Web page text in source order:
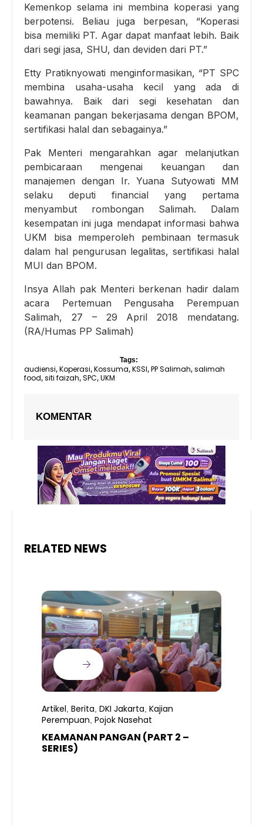
Kemenkop selama ini membina koperasi yang
berpotensi. Beliau juga berpesan, “Koperasi
bisa memiliki PT. Agar dapat manfaat lebih. Baik
dari segi jasa, SHU, dan deviden dari PT.”
Etty Pratiknyowati menginformasikan, “PT SPC
membina usaha-usaha kecil yang ada di
bawahnya. Baik dari segi kesehatan dan
keamanan pangan bekerjasama dengan BPOM,
sertifikasi halal dan sebagainya.”
Pak Menteri mengarahkan agar melanjutkan
pembicaraan mengenai keuangan dan
manajemen dengan Ir. Yuana Sutyowati MM
selaku deputi financial yang pertama
menyambut rombongan Salimah. Dalam
kesempatan ini juga mendapat informasi bahwa
UKM bisa memperoleh pembinaan termasuk
dalam hal pengurusan legalitas, sertifikasi halal
MUI dan BPOM.
Insya Allah pak Menteri berkenan hadir dalam
acara Pertemuan Pengusaha Perempuan
Salimah, 27 – 29 April 2018 mendatang.
(RA/Humas PP Salimah)
Tags:
audiensi, Koperasi, Kossuma, KSSI, PP Salimah, salimah
food, siti faizah, SPC, UKM
KOMENTAR
RELATED NEWS
Artikel Berita DKI Jakarta Kajian
Perempuan Pojok Nasehat
KEAMANAN PANGAN (PART 2 –
SERIES)